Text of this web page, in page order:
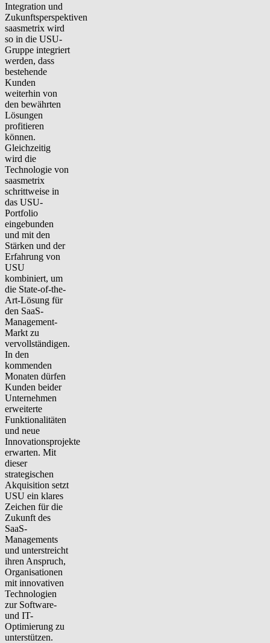
Integration und
Zukunftsperspektiven
saasmetrix wird
so in die USU-
Gruppe integriert
werden, dass
bestehende
Kunden
weiterhin von
den bewährten
Lösungen
profitieren
können.
Gleichzeitig
wird die
Technologie von
saasmetrix
schrittweise in
das USU-
Portfolio
eingebunden
und mit den
Stärken und der
Erfahrung von
USU
kombiniert, um
die State-of-the-
Art-Lösung für
den SaaS-
Management-
Markt zu
vervollständigen.
In den
kommenden
Monaten dürfen
Kunden beider
Unternehmen
erweiterte
Funktionalitäten
und neue
Innovationsprojekte
erwarten. Mit
dieser
strategischen
Akquisition setzt
USU ein klares
Zeichen für die
Zukunft des
SaaS-
Managements
und unterstreicht
ihren Anspruch,
Organisationen
mit innovativen
Technologien
zur Software-
und IT-
Optimierung zu
unterstützen.